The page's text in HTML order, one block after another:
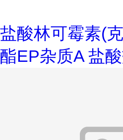
盐酸林可霉素(
酯EP杂质A 盐